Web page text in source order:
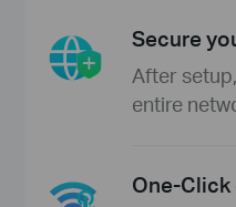
Secure
After
entire
One-